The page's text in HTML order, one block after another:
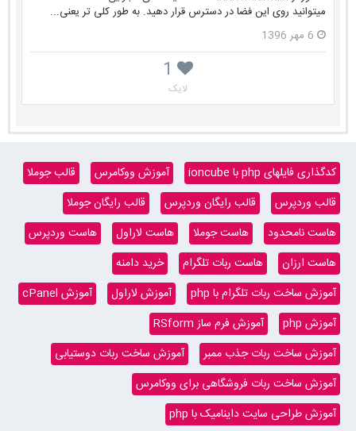
لایک
میتوانید روی این فضا در دسترس قرار دهید. به طور کلی تر یعنی...
6 مهر 1396
کدگذاری فایلهای php با ioncube آموزش ووکامرس
قالب جوملا
قالب وردپرس
قالب رایگان وردپرس
قالب رایگان جوملا
هاست نامحدود
هاست جوملا هاست لاراول
هاست وردپرس
هاست ارزان
هاست ربات تلگرام
خرید دامنه
آموزش ساخت ربات تلگرام با php
آموزش لاراول
آموزش cPanel
آموزش php
آموزش فرم ساز RSform
آموزش ساخت ربات جذب ممبر
آموزش ساخت ربات دوستیابی
آموزش ساخت ربات فروشگاهی برای ووکامرس
آموزش طراحی سایت داینامیک با php